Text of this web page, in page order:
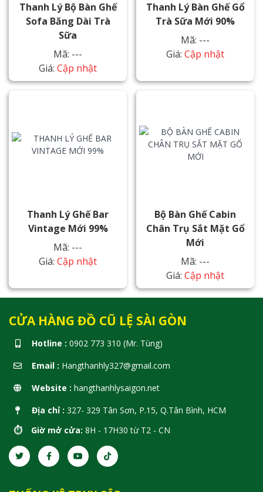
Thanh Lý Bộ Bàn Ghế
Sofa Băng Dài Trà
Sữa
Mã: ---
Giá: Cập nhật
Thanh Lý Bàn Ghế Gổ
Trà Sữa Mới 90%
Mã: ---
Giá: Cập nhật
Thanh Lý Ghế Bar
Vintage Mới 99%
Mã: ---
Giá: Cập nhật
Bộ Bàn Ghế Cabin
Chân Trụ Sắt Mặt Gổ
Mới
Mã: ---
Giá: Cập nhật
CỬA HÀNG ĐỒ CŨ LỆ SÀI GÒN
Hotline : 0902 773 310 (Mr. Tùng)
Email : Hangthanhly327@gmail.com
Website : hangthanhlysaigon.net
Địa chỉ : 327- 329 Tân Sơn, P.15, Q.Tân Bình, HCM
⏱️ Giờ mở cửa: 8H - 17H30 từ T2 - CN